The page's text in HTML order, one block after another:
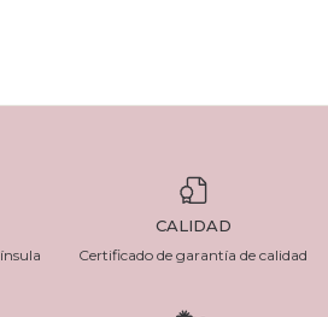
CALIDAD
Certificado de garantía de calidad